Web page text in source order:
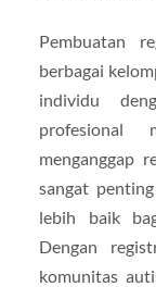
Pembuatan
berbagai
individu
profesional
menganggap
sangat
lebih baik
Dengan
komunitas